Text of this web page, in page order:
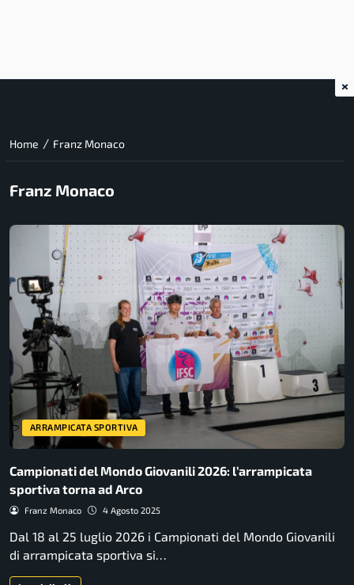
Home / Franz Monaco
Franz Monaco
ARRAMPICATA SPORTIVA
Campionati del Mondo Giovanili 2026: l’arrampicata
sportiva torna ad Arco
Franz Monaco 4 Agosto 2025
Dal 18 al 25 luglio 2026 i Campionati del Mondo Giovanili
di arrampicata sportiva si…
×